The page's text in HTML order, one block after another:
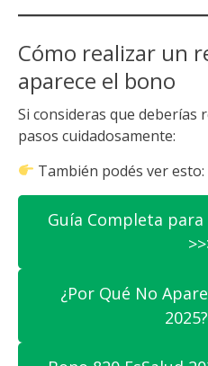
Cómo realizar un
aparece el bono
Si consideras que deberías
pasos cuidadosamente:
También podés ver esto:
Guía Completa
¿Por Qué No